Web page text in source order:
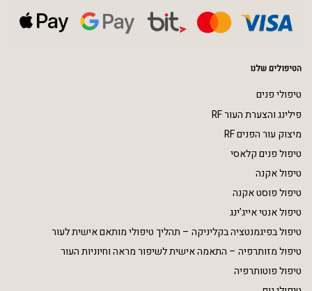
הטיפולים שלנו
טיפולי פנים
פילינג והצערת העור RF
מיצוק עור הפנים RF
טיפול פנים קלאסי
טיפול אקנה
טיפול פוסט אקנה
טיפול אנטי אייג’ינג
טיפול בפיגמנטציה בקליניקה – תהליך טיפולי מותאם אישית לעור
טיפול מזותרפיה – התאמה אישית לשיפור מראה וחיוניות העור
טיפול פוטותרפיה